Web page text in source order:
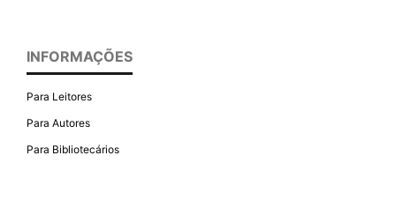
INFORMAÇÕES
Para Leitores
Para Autores
Para Bibliotecários